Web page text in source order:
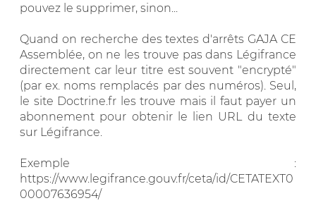
pouvez le supprimer, sinon...
Quand on recherche des textes d'arrêts GAJA CE
Assemblée, on ne les trouve pas dans Légifrance
directement car leur titre est souvent "encrypté"
(par ex. noms remplacés par des numéros). Seul,
le site Doctrine.fr les trouve mais il faut payer un
abonnement pour obtenir le lien URL du texte
sur Légifrance.
Exemple :
https://www.legifrance.gouv.fr/ceta/id/CETATEXT0
00007636954/